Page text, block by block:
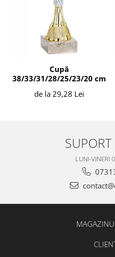
Cupă
38/33/31/28/25/23/20 cm
de la 29,28 Lei
LUNI-VINERI